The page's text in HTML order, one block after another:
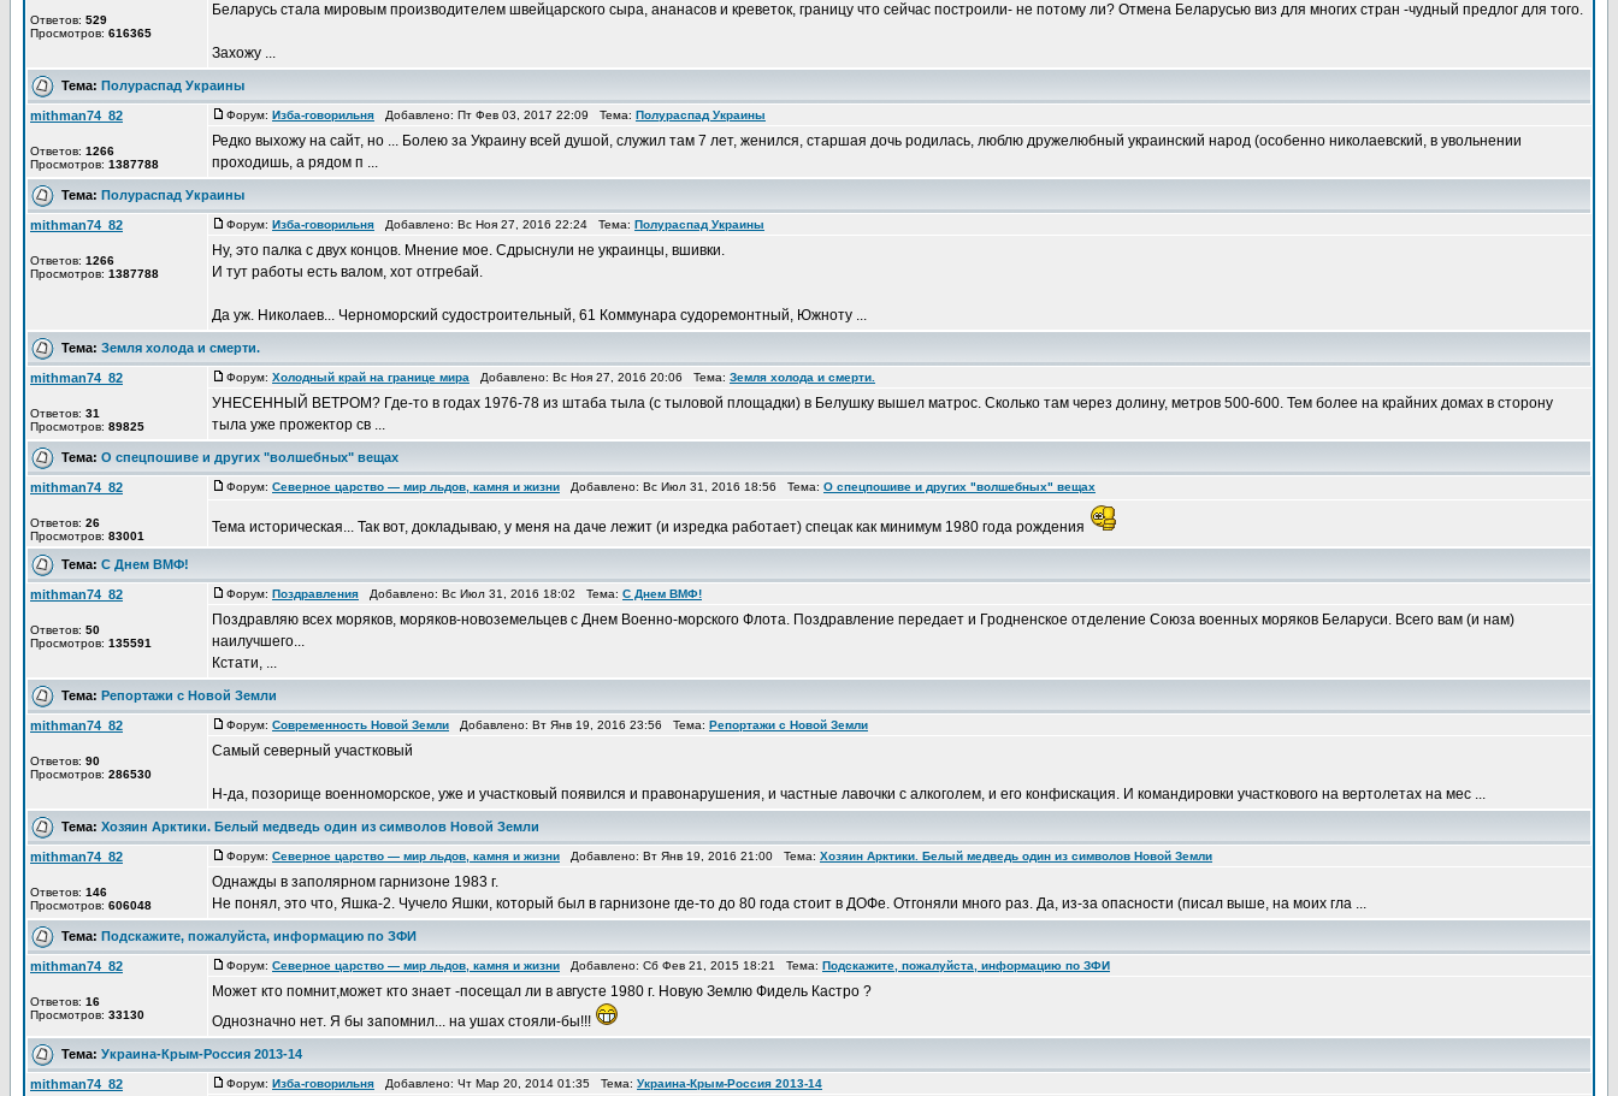
Ответов: 529
Просмотров: 616365
Беларусь стала мировым производителем швейцарского сыра, ананасов и креветок, границу что сейчас построили- не потому ли? Отмена Беларусью виз для многих стран -чудный предлог для того.
Захожу ...
Тема: Полураспад Украины
mithman74_82
Ответов: 1266
Просмотров: 1387788
Форум: Изба-говорильня Добавлено: Пт Фев 03, 2017 22:09 Тема: Полураспад Украины
Редко выхожу на сайт, но ... Болею за Украину всей душой, служил там 7 лет, женился, старшая дочь родилась, люблю дружелюбный украинский народ (особенно николаевский, в увольнении
проходишь, а рядом п ...
Тема: Полураспад Украины
mithman74_82
Ответов: 1266
Просмотров: 1387788
Форум: Изба-говорильня Добавлено: Вс Ноя 27, 2016 22:24 Тема: Полураспад Украины
Ну, это палка с двух концов. Мнение мое. Сдрыснули не украинцы, вшивки.
И тут работы есть валом, хот отгребай.
Да уж. Николаев... Черноморский судостроительный, 61 Коммунара судоремонтный, Южноту ...
Тема: Земля холода и смерти.
mithman74_82
Ответов: 31
Просмотров: 89825
Форум: Холодный край на границе мира Добавлено: Вс Ноя 27, 2016 20:06 Тема: Земля холода и смерти.
УНЕСЕННЫЙ ВЕТРОМ? Где-то в годах 1976-78 из штаба тыла (с тыловой площадки) в Белушку вышел матрос. Сколько там через долину, метров 500-600. Тем более на крайних домах в сторону
тыла уже прожектор св ...
Тема: О спецпошиве и других "волшебных" вещах
mithman74_82
Ответов: 26
Просмотров: 83001
Форум: Северное царство — мир льдов, камня и жизни Добавлено: Вс Июл 31, 2016 18:56 Тема: О спецпошиве и других "волшебных" вещах
Тема историческая... Так вот, докладываю, у меня на даче лежит (и изредка работает) спецак как минимум 1980 года рождения
Тема: С Днем ВМФ!
mithman74_82
Ответов: 50
Просмотров: 135591
Форум: Поздравления Добавлено: Вс Июл 31, 2016 18:02 Тема: С Днем ВМФ!
Поздравляю всех моряков, моряков-новоземельцев с Днем Военно-морского Флота. Поздравление передает и Гродненское отделение Союза военных моряков Беларуси. Всего вам (и нам)
наилучшего...
Кстати, ...
Тема: Репортажи с Новой Земли
mithman74_82
Ответов: 90
Просмотров: 286530
Форум: Современность Новой Земли Добавлено: Вт Янв 19, 2016 23:56 Тема: Репортажи с Новой Земли
Самый северный участковый
Н-да, позорище военноморское, уже и участковый появился и правонарушения, и частные лавочки с алкоголем, и его конфискация. И командировки участкового на вертолетах на мес ...
Тема: Хозяин Арктики. Белый медведь один из символов Новой Земли
mithman74_82
Ответов: 146
Просмотров: 606048
Форум: Северное царство — мир льдов, камня и жизни Добавлено: Вт Янв 19, 2016 21:00 Тема: Хозяин Арктики. Белый медведь один из символов Новой Земли
Однажды в заполярном гарнизоне 1983 г.
Не понял, это что, Яшка-2. Чучело Яшки, который был в гарнизоне где-то до 80 года стоит в ДОФе. Отгоняли много раз. Да, из-за опасности (писал выше, на моих гла ...
Тема: Подскажите, пожалуйста, информацию по ЗФИ
mithman74_82
Ответов: 16
Просмотров: 33130
Форум: Северное царство — мир льдов, камня и жизни Добавлено: Сб Фев 21, 2015 18:21 Тема: Подскажите, пожалуйста, информацию по ЗФИ
Может кто помнит,может кто знает -посещал ли в августе 1980 г. Новую Землю Фидель Кастро ?
Однозначно нет. Я бы запомнил... на ушах стояли-бы!!!
Тема: Украина-Крым-Россия 2013-14
mithman74_82 Форум: Изба-говорильня Добавлено: Чт Мар 20, 2014 01:35 Тема: Украина-Крым-Россия 2013-14